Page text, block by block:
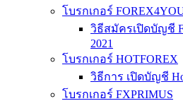
โบรกเกอร์
วิธีสมัครเปิดบัญชี
2021
โบรกเกอร์ HOTFOREX
วิธีการ เปิดบัญชี
โบรกเกอร์ FXPRIMUS